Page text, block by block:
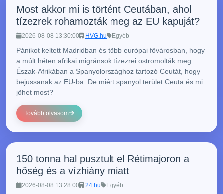
Most akkor mi is történt Ceutában, ahol
tízezrek rohamozták meg az EU kapuját?
2026-08-08 13:30:00 HVG.hu Egyéb
Pánikot keltett Madridban és több európai fővárosban, hogy
a múlt héten afrikai migránsok tízezrei ostromolták meg
Észak-Afrikában a Spanyolországhoz tartozó Ceutát, hogy
bejussanak az EU-ba. De miért spanyol terület Ceuta és mi
jöhet most?
Tovább olvasom
150 tonna hal pusztult el Rétimajoron a
hőség és a vízhiány miatt
2026-08-08 13:28:00 24.hu Egyéb